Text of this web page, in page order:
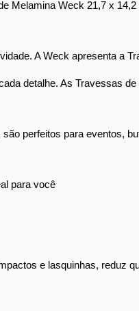
Melamina Weck 21,7 x
A Weck apresenta a
detalhe. As Travessas
perfeitos para eventos,
para você
e lasquinhas, reduz